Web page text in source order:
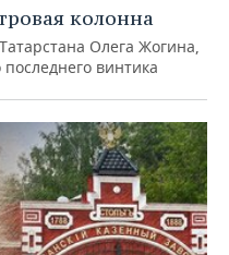
колонна
Олега Жогина,
винтика